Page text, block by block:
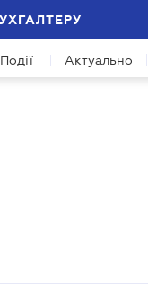
Події Актуально